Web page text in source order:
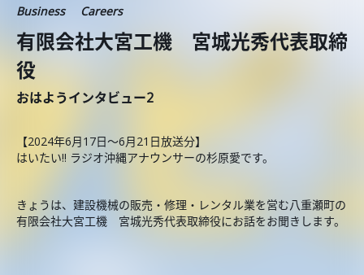
Business Careers
有限会社大宮工機 宮城光秀代表取締
役
おはようインタビュー2
【2024年6月17日～6月21日放送分】
はいたい!! ラジオ沖縄アナウンサーの杉原愛です。
きょうは、建設機械の販売・修理・レンタル業を営む八重瀬町の
有限会社大宮工機 宮城光秀代表取締役にお話をお聞きします。